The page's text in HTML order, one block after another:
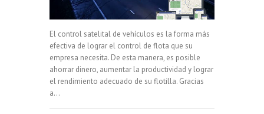
El control satelital de vehículos es la forma más
efectiva de lograr el control de flota que su
empresa necesita. De esta manera, es posible
ahorrar dinero, aumentar la productividad y lograr
el rendimiento adecuado de su flotilla. Gracias
a…